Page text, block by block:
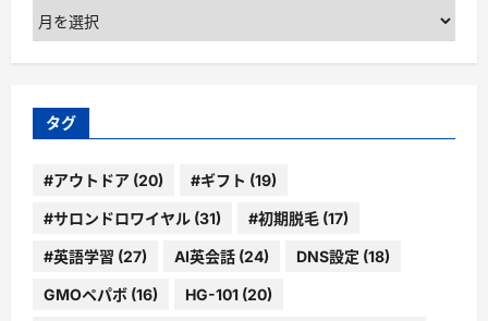
ア
ー
カ
ブ
タグ
#アウトドア (20) #ギフト (19)
#サロンドロワイヤル (31) #初期脱毛 (17)
#英語学習 (27) AI英会話 (24) DNS設定 (18)
GMOペパボ (16) HG-101 (20)